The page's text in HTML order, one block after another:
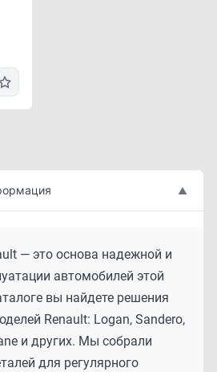
▲
— это основа надежной и
автомобилей этой
вы найдете решения
Renault: Logan, Sandero,
и других. Мы собрали
для регулярного